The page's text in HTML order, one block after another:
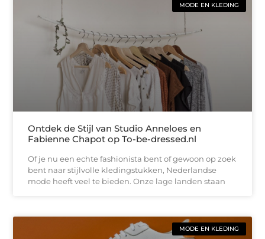
MODE EN KLEDING
Ontdek de Stijl van Studio Anneloes en
Fabienne Chapot op To-be-dressed.nl
Of je nu een echte fashionista bent of gewoon op zoek
bent naar stijlvolle kledingstukken, Nederlandse
mode heeft veel te bieden. Onze lage landen staan
MODE EN KLEDING